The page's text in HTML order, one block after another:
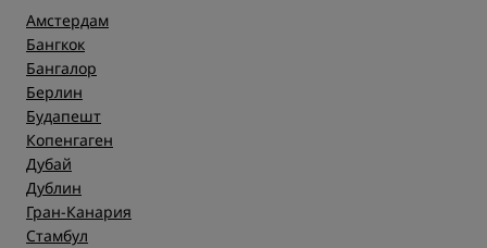
Амстердам
Бангкок
Бангалор
Берлин
Будапешт
Копенгаген
Дубай
Дублин
Гран-Канария
Стамбул